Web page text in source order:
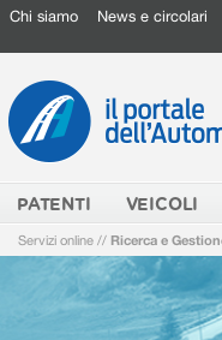
Chi siamo News e circolari
PATENTI VEICOLI
Servizi online // Ricerca e